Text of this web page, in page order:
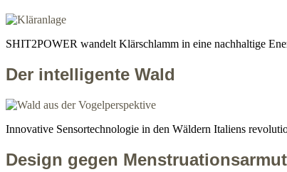
SHIT2POWER wandelt Klärschlamm in eine nachhaltige
Der intelligente Wald
Innovative Sensortechnologie in den Wäldern Italiens
Design gegen Menstruationsarmut